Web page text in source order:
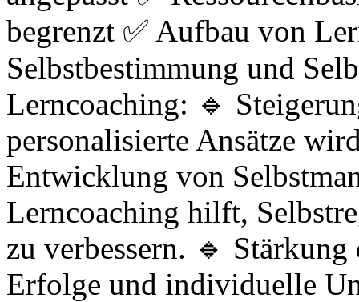
begrenzt ✅ Aufbau von
Selbstbestimmung und
Lerncoaching: 🔹
personalisierte Ansätze
Entwicklung von
Lerncoaching hilft,
zu verbessern. 🔹
Erfolge und individuelle